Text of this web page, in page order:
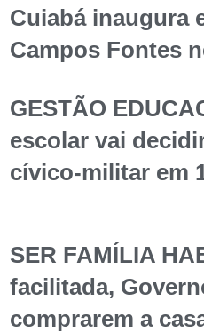
Cuiabá inaugura
Campos Fontes
GESTÃO
escolar vai
cívico-militar em
SER FAMÍLIA
facilitada,
comprarem a